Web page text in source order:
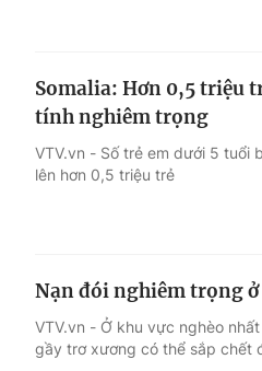
Điện ảnh
Âm nhạc
Sao
Somalia: Hơn 0,5 triệu
tính nghiêm trọng
VTV.vn - Số trẻ em dưới 5 tuổi
lên hơn 0,5 triệu trẻ
Nạn đói nghiêm trọng
VTV.vn - Ở khu vực nghèo
gầy trơ xương có thể sắp chết